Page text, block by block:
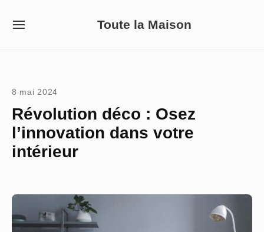
Toute la Maison
SITE
8 mai 2024
Révolution déco : Osez
l’innovation dans votre
intérieur